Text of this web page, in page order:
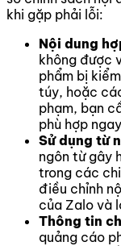
khi gặp phải lỗi:
Nội dung
không được
phẩm bị
túy, hoặc
phạm, bạn
phù hợp
Sử dụng từ
ngôn từ gây
trong các
điều chỉnh
của Zalo và
Thông tin
quảng cáo